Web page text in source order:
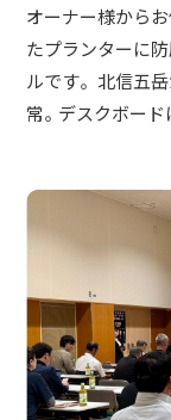
オーナー様から
たプランターに
ルです。 北信五
常。デスクボード